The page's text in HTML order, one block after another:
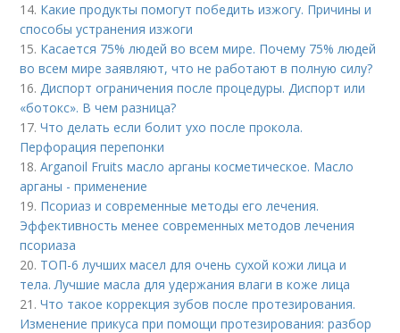
14. Какие продукты помогут победить изжогу. Причины и
способы устранения изжоги
15. Касается 75% людей во всем мире. Почему 75% людей
во всем мире заявляют, что не работают в полную силу?
16.Диспорт ограничения после процедуры. Диспорт или
«ботокс». В чем разница?
17.Что делать если болит ухо после прокола.
Перфорация перепонки
18.Arganoil Fruits масло арганы косметическое. Масло
арганы - применение
19. Псориаз и современные методы его лечения.
Эффективность менее современных методов лечения
псориаза
20. ТОП-6 лучших масел для очень сухой кожи лица и
тела. Лучшие масла для удержания влаги в коже лица
21.Что такое коррекция зубов после протезирования.
Изменение прикуса при помощи протезирования: разбор